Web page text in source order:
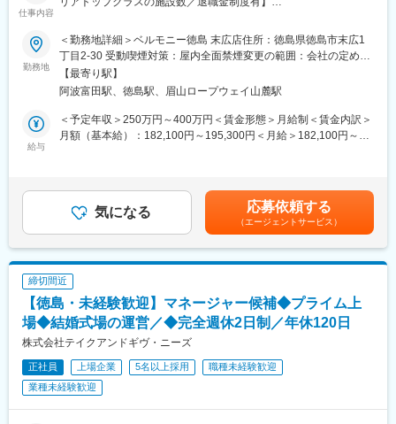
未経験でも安心の研修制度が整っています。入社後は約半年間ト
立ちするまでサポートします！
◇多様なキャリアパス
ウェディングプランナーとして経験を積み、店舗の支配人→グル
業にも参画していく予定なので、ホテル事業側にも挑戦可能で
す。長期的なキャリアの中で企画やバック部門にも挑戦頂く事も
当社は利益率の高い事業を成長ドライバーとし、グループ全体の
収益拡大。ウェディング事業は、キャッシュカウとしての収益を
維持しながら市場シェア拡大中。ホテル事業は、高いデザイン性
に加え、サステナビリティ活動をホテル運営に取り入れるなど、
独自性の高い付加価値を持った「ブティックホテル」市場の創出
を目指しています。
変更の範囲：会社の定める業務
仕事内容
■概要：
当社は、冠婚葬祭において、エリアトップクラスの施設数と幅広
いニーズにお応えできる様々な商品、お客様の気持ちに寄り添っ
たサービスが評価されており、年間約6,500件のご依頼を頂いてお
ります。今回はさらなる事業拡大に向け、経済産業大臣許可事業
の「互助会システム」の提案営業の社員を新たに募集しておりま
す！
えて、会費を積み立てていく経済産業省許可事業です。わずかな
月々の掛金を一定期間払うことにより、経済的に「結婚式」や
「お葬式」などを行うことができます。継続的な顧客獲得が可能
■業務内容：
お客様のライフプランに合った互助会サービスをご提案いただき
ます。
＜営業スタイル＞
当社の葬儀会館や結婚式場、地域のスーパーマーケット等では、
訪問を中心にチラシの配布やダイレクトメールを送り周辺地域で
営業活動を行います。
勤務地
＜勤務地詳細＞ベルモニー徳島 末広店住所：徳島県徳島市末広1
丁目2-30 受動喫煙対策：屋内全面禁煙変更の範囲：会社の定める
事業所
【最寄り駅】
阿波富田駅、徳島駅、眉山ロープウェイ山麓駅
給与
＜予定年収＞250万円～400万円＜賃金形態＞月給制＜賃金内訳＞
月額（基本給）：182,100円～195,300円＜月給＞182,100円～
であり、選考を通じて上下する可能性があります。月給(月額)は固
定手当を含めた表記です。
気になる 応募依頼する
（エージェントサービス）
締切間近
【徳島・未経験歓迎】マネージャー候補◆プライム上
場◆結婚式場の運営／◆完全週休2日制／年休120日
株式会社テイクアンドギヴ・ニーズ
正社員 上場企業 5名以上採用
職種未経験歓迎
業種未経験歓迎